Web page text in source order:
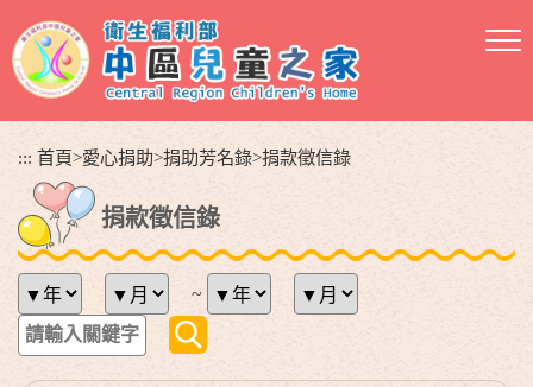
到
主
::: 首頁>愛心捐助>捐助芳名錄>捐款徵信錄
捐款徵信錄
~